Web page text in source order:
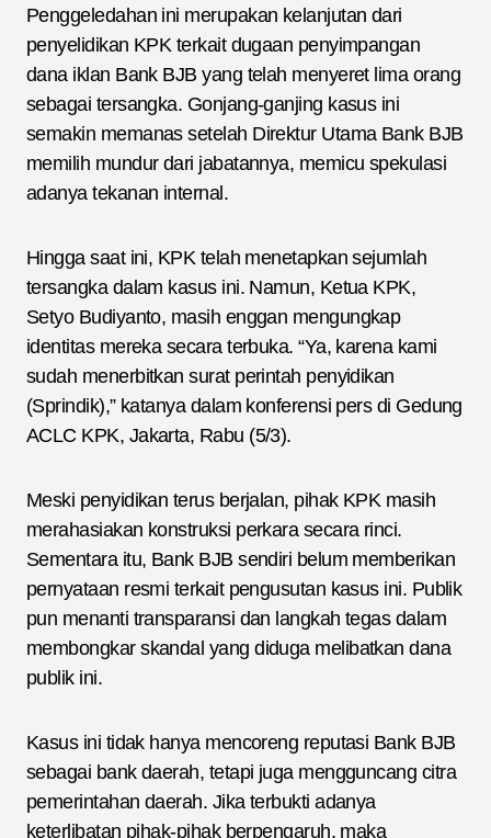
Penggeledahan ini merupakan kelanjutan dari
penyelidikan KPK terkait dugaan penyimpangan
dana iklan Bank BJB yang telah menyeret lima orang
sebagai tersangka. Gonjang-ganjing kasus ini
semakin memanas setelah Direktur Utama Bank BJB
memilih mundur dari jabatannya, memicu spekulasi
adanya tekanan internal.
Hingga saat ini, KPK telah menetapkan sejumlah
tersangka dalam kasus ini. Namun, Ketua KPK,
Setyo Budiyanto, masih enggan mengungkap
identitas mereka secara terbuka. “Ya, karena kami
sudah menerbitkan surat perintah penyidikan
(Sprindik),” katanya dalam konferensi pers di Gedung
ACLC KPK, Jakarta, Rabu (5/3).
Meski penyidikan terus berjalan, pihak KPK masih
merahasiakan konstruksi perkara secara rinci.
Sementara itu, Bank BJB sendiri belum memberikan
pernyataan resmi terkait pengusutan kasus ini. Publik
pun menanti transparansi dan langkah tegas dalam
membongkar skandal yang diduga melibatkan dana
publik ini.
Kasus ini tidak hanya mencoreng reputasi Bank BJB
sebagai bank daerah, tetapi juga mengguncang citra
pemerintahan daerah. Jika terbukti adanya
keterlibatan pihak-pihak berpengaruh, maka